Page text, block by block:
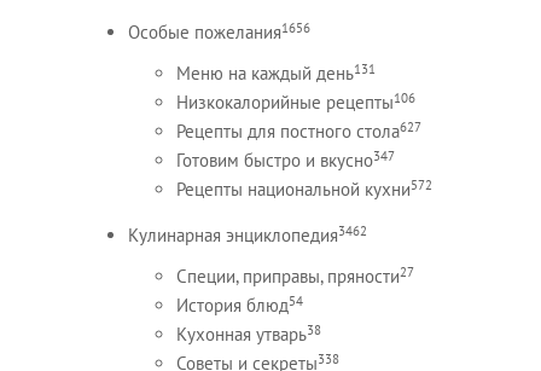
Особые пожелания1656
Меню на каждый день131
Низкокалорийные рецепты106
Рецепты для постного стола627
Готовим быстро и вкусно347
Рецепты национальной кухни572
Кулинарная энциклопедия3462
Специи, приправы, пряности27
История блюд54
Кухонная утварь38
Советы и секреты338